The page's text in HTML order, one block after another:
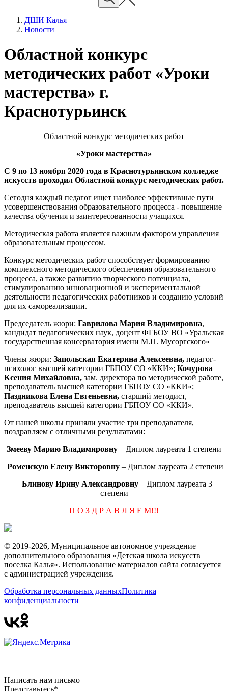
ДШИ Калья
Новости
Областной конкурс
методических работ «Уроки
мастерства» г.
Краснотурьинск
Областной конкурс методических работ
«Уроки мастерства»
С 9 по 13 ноября 2020 года в Краснотурьинском колледже
искусств проходил Областной конкурс методических работ.
Сегодня каждый педагог ищет наиболее эффективные пути
усовершенствования образовательного процесса - повышение
качества обучения и заинтересованности учащихся.
Методическая работа является важным фактором управления
образовательным процессом.
Конкурс методических работ способствует формированию
комплексного методического обеспечения образовательного
процесса, а также развитию творческого потенциала,
стимулированию инновационной и экспериментальной
деятельности педагогических работников и созданию условий
для их самореализации.
Председатель жюри: Гаврилова Мария Владимировна,
кандидат педагогических наук, доцент ФГБОУ ВО «Уральская
государственная консерватория имени М.П. Мусоргского»
Члены жюри: Запольская Екатерина Алексеевна, педагог-
психолог высшей категории ГБПОУ СО «ККИ»; Кочурова
Ксения Михайловна, зам. директора по методической работе,
преподаватель высшей категории ГБПОУ СО «ККИ»;
Паздникова Елена Евгеньевна, старший методист,
преподаватель высшей категории ГБПОУ СО «ККИ».
От нашей школы приняли участие три преподавателя,
поздравляем с отличными результатами:
Змееву Марию Владимировну – Диплом лауреата 1 степени
Роменскую Елену Викторовну– Диплом лауреата 2 степени
Блинову Ирину Александровну – Диплом лауреата 3
степени
П О З Д Р А В Л Я Е М!!!
© 2019-2026, Муниципальное автономное учреждение
дополнительного образования «Детская школа искусств
поселка Калья». Использование материалов сайта согласуется
с администрацией учреждения.
Обработка персональных данныхПолитика
конфиденциальности
Написать нам письмо
Представьтесь*